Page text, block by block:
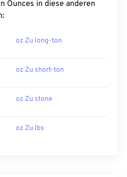
Ounces in diese anderen
oz Zu long-ton
oz Zu short-ton
oz Zu stone
oz Zu lbs